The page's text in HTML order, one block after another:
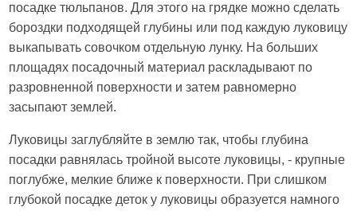
посадке тюльпанов. Для этого на грядке можно сделать
бороздки подходящей глубины или под каждую луковицу
выкапывать совочком отдельную лунку. На больших
площадях посадочный материал раскладывают по
разровненной поверхности и затем равномерно
засыпают землей.
Луковицы заглубляйте в землю так, чтобы глубина
посадки равнялась тройной высоте луковицы, - крупные
поглубже, мелкие ближе к поверхности. При слишком
глубокой посадке деток у луковицы образуется намного